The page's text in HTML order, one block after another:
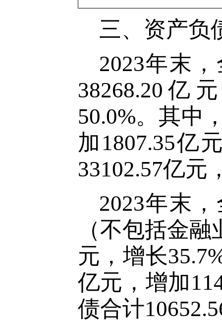
三、资产负
2023年末
38268.20 亿
50.0%。其中
加1807.35亿
33102.57亿元
2023年末
（不包括金融
元，增长35.7
亿元，增加
债合计